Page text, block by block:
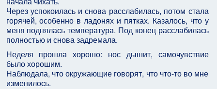
Через успокоилась и снова расслабилась, потом стала
горячей, особенно в ладонях и пятках. Казалось, что у
меня поднялась температура. Под конец расслабилась
полностью и снова задремала.
Неделя прошла хорошо: нос дышит, самочувствие
было хорошим.
Наблюдала, что окружающие говорят, что что-то во мне
изменилось.